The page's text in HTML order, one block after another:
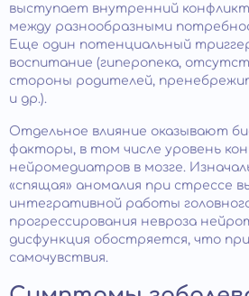
выступает внутренний
между разнообразными
Еще один потенциальный
воспитание (гиперопека,
стороны родителей,
и др.).
Отдельное влияние оказывают
факторы, в том числе уровень
нейромедиатров в мозге.
«спящая» аномалия при стрессе
интегративной работы
прогрессирования невроза
дисфункция обостряется, что
самочувствия.